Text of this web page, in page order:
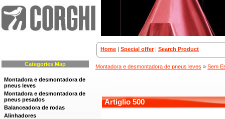
Categories Map
Montadora e desmontadora de
pneus leves
Montadora e desmontadora de
pneus pesados
Balanceadora de rodas
Alinhadores
Home | Special offer| Search Product
Montadora e desmontadora de pneus leves » Sem
Artiglio 500